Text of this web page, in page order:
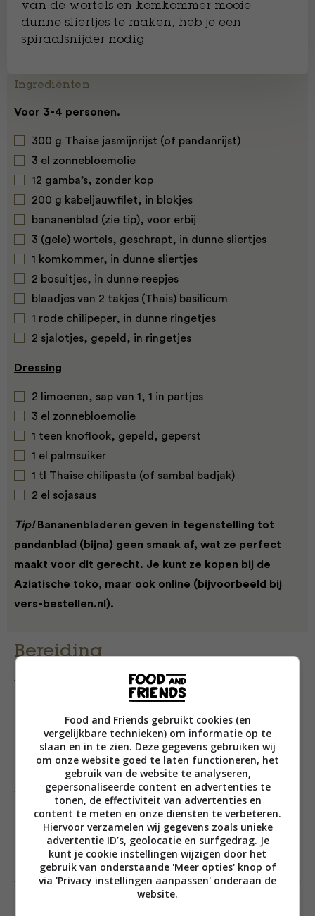
van de wortels en komkommer mooie
dunne sliertjes te maken, heb je een
spiraalsnijder nodig.
Ingrediënten
Voor 3-4 personen.
300 g Thaise jasmijnrijst (of pandanrijst)
3 el zonnebloemolie
12 gamba’s, zonder kop
200 g kabeljauwfilet, in blokjes
bananenblad (zie tip), voor erbij
3 (gele) wortels, geschrapt, in dunne sliertjes
1 komkommer, in dunne sliertjes
2 bosuitjes, in dunne reepjes
blaadjes van 2 takjes (Thais) basilicum
1 rode chilipeper, in dunne ringetjes
2 sjalotjes, gepeld, in ringetjes
Dressing
2 limoenen, sap van 1, 1 in partjes
3 el zonnebloemolie
1 teen knoflook, gepeld, geperst
1 el palmsuiker
1 tl Thaise chilipasta (of sambal badjak)
2 el sojasaus
Tip!Bananenbladeren geven in tegenstelling tot
pandanblad (bijna) geen smaak af, wat ze perfect
maakt voor dit gerecht. Je kunt ze kopen bij de
Aziatische toko, maar ook online (bijvoorbeeld bij
vers-bestellen.nl).
Bereiding
1. Doe de rijst in een zeef en spoel goed af onder koud
stromend water. Vul een pan met 450 ml water, voeg
de rijst toe en breng aan de kook.
2. Draai dan het vuur laag, leg het deksel half op de
pan en kook de rijst in ongeveer 15 minuten gaar ‒
voeg eventueel wat extra water toe als de rijst te
droog wordt. Doe de rijst over in een vergiet en laat
ongeveer 15 minuten uitdampen.
3. Verhit de zonnebloemolie in een grote koekenpan,
voeg de gamba’s toe en bak ze ongeveer 3 minuten per
Food and Friends gebruikt cookies (en
vergelijkbare technieken) om informatie op te
slaan en in te zien. Deze gegevens gebruiken wij
om onze website goed te laten functioneren, het
gebruik van de website te analyseren,
gepersonaliseerde content en advertenties te
tonen, de effectiviteit van advertenties en
content te meten en onze diensten te verbeteren.
Hiervoor verzamelen wij gegevens zoals unieke
advertentie ID’s, geolocatie en surfgedrag. Je
kunt je cookie instellingen wijzigen door het
gebruik van onderstaande 'Meer opties' knop of
via 'Privacy instellingen aanpassen' onderaan de
website.